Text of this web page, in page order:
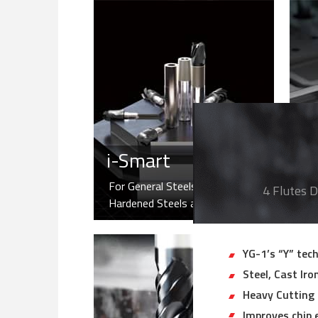
i-Smart
For General Steels,
Hardened Steels and Cast Iron
4 Flutes
YG-1’s “Y”
Steel, Cast
Heavy Cutting